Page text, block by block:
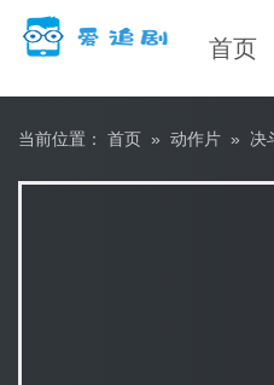
首页
当前位置： 首页 » 动作片 » 决